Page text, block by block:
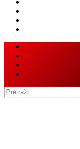
Facebook
Twitter
LinkedIn
WhatsApp
Viber
Back
button
Close
Pretraga: